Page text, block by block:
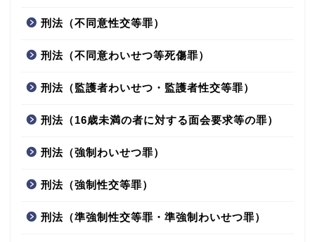
刑法（不同意性交等罪）
刑法（不同意わいせつ等死傷罪）
刑法（監護者わいせつ・監護者性交等罪）
刑法（16歳未満の者に対する面会要求等の罪）
刑法（強制わいせつ罪）
刑法（強制性交等罪）
刑法（準強制性交等罪・準強制わいせつ罪）